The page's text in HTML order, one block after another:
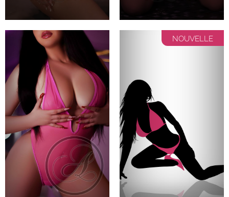
30 ans
5' 0"
Anglais
6
110 lbs
Pers
22 ans
5' 0"
Québécoise / Italienne
135 lbs
36 DDD (Naturels)
NOUVELLE